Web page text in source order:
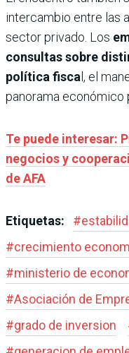
intercambio entre las
sector privado. Los
consultas sobre
política fisca l, el
panorama económico
Te puede interesar:
negocios y
de AFA
Etiquetas: #
#crecimiento
#ministerio de
#Asociación de
#grado de inversion